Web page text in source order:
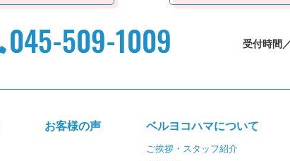
受付時間
お客様の声 ベルヨコハマについて
ご挨拶・スタッフ紹介